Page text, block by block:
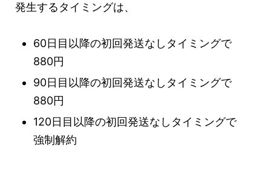
発生するタイミングは、
60日目以降の初回発送なしタイミングで
880円
90日目以降の初回発送なしタイミングで
880円
120日目以降の初回発送なしタイミングで
強制解約